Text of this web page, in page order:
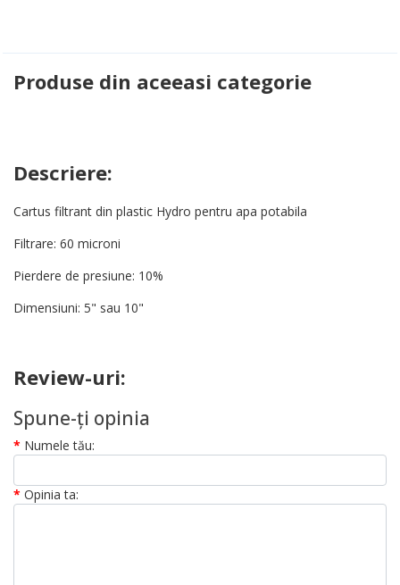
Produse din aceeasi categorie
Descriere:
Cartus filtrant din plastic Hydro pentru apa potabila
Filtrare: 60 microni
Pierdere de presiune: 10%
Dimensiuni: 5" sau 10"
Review-uri:
Spune-ţi opinia
Numele tău:
Opinia ta: